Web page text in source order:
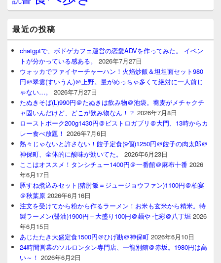
最近の投稿
chatgptで、ボドゲカフェ運営の恋愛ADVを作ってみた。 イベン
トが分かっている感ある。
2026年7月27日
ウォッカでファイヤーチャーハン！火焰炒飯＆坦坦面セット980
円＠翠雲(すいうん)＠上野。量がめっちゃ多くて絶対に一人前じ
ゃない…。
2026年7月27日
たぬきそば(L)990円＠たぬきは飲み物＠池袋。蕎麦がメチャクチ
ャ固いんだけど、どこが飲み物なん！？ 2026年7月8日
ローストポーク200g1430円＠ビストロガブリ＠大門、13時からカ
レー食べ放題！ 2026年7月6日
熱々じゃないと許さない！餃子定食(9個)1250円＠餃子の肉太郎＠
神保町、全体的に酸味が効いてた。
2026年6月23日
ここはオススメ！タンシチュー1400円＠一番館＠麻布十番 2026
年6月17日
豚すね煮込みセット(猪肘飯＝ジュージョウファン)1100円＠柏宴
＠秋葉原 2026年6月16日
注文を受けてから粉から作るラーメン！お米も玄米から精米。特
製ラーメン(醤油)1900円＋大盛り100円＠麺や 七彩＠八丁堀 2026
年6月15日
あじたたき大盛定食1500円＠ひげ勘＠神保町 2026年6月10日
24時間営業のソルロンタン専門店、一龍別館＠赤坂。1980円は高
い～！ 2026年6月2日